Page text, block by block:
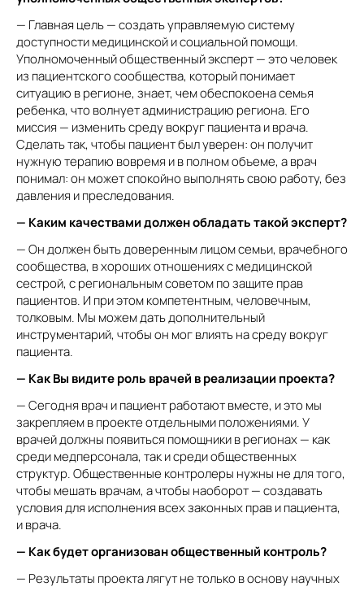
— Главная цель — создать управляемую систему
доступности медицинской и социальной помощи.
Уполномоченный общественный эксперт — это человек
из пациентского сообщества, который понимает
ситуацию в регионе, знает, чем обеспокоена семья
ребенка, что волнует администрацию региона. Его
миссия — изменить среду вокруг пациента и врача.
Сделать так, чтобы пациент был уверен: он получит
нужную терапию вовремя и в полном объеме, а врач
понимал: он может спокойно выполнять свою работу, без
давления и преследования.
— Каким качествами должен обладать такой эксперт?
— Он должен быть доверенным лицом семьи, врачебного
сообщества, в хороших отношениях с медицинской
сестрой, с региональным советом по защите прав
пациентов. И при этом компетентным, человечным,
толковым. Мы можем дать дополнительный
инструментарий, чтобы он мог влиять на среду вокруг
пациента.
— Как Вы видите роль врачей в реализации проекта?
— Сегодня врач и пациент работают вместе, и это мы
закрепляем в проекте отдельными положениями. У
врачей должны появиться помощники в регионах — как
среди медперсонала, так и среди общественных
структур. Общественные контролеры нужны не для того,
чтобы мешать врачам, а чтобы наоборот — создавать
условия для исполнения всех законных прав и пациента,
и врача.
— Как будет организован общественный контроль?
— Результаты проекта лягут не только в основу научных